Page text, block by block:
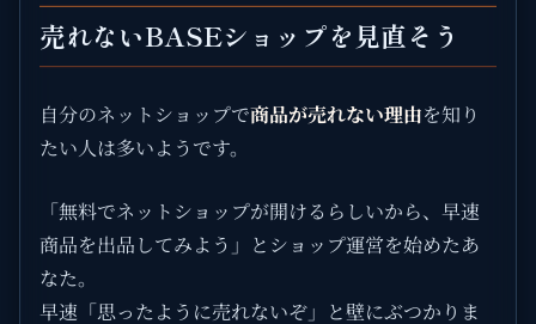
売れないBASEショップを見直そう
自分のネットショップで商品が売れない理由を知り
たい人は多いようです。
「無料でネットショップが開けるらしいから、早速
商品を出品してみよう」とショップ運営を始めたあ
なた。
早速「思ったように売れないぞ」と壁にぶつかりま